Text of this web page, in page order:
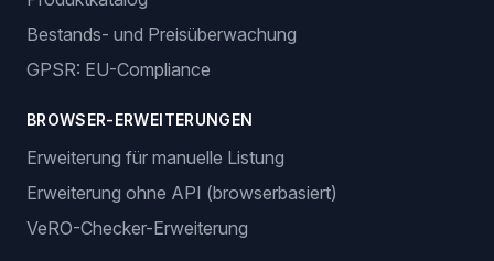
Bestands- und Preisüberwachung
GPSR: EU-Compliance
BROWSER-ERWEITERUNGEN
Erweiterung für manuelle Listung
Erweiterung ohne API (browserbasiert)
VeRO-Checker-Erweiterung